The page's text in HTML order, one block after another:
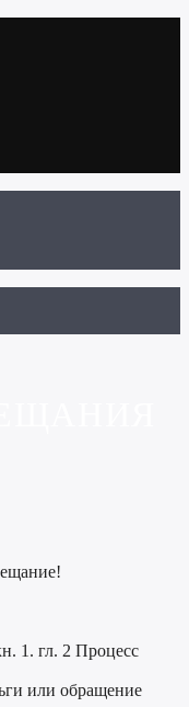
1. гл. 2 Процесс
или обращение